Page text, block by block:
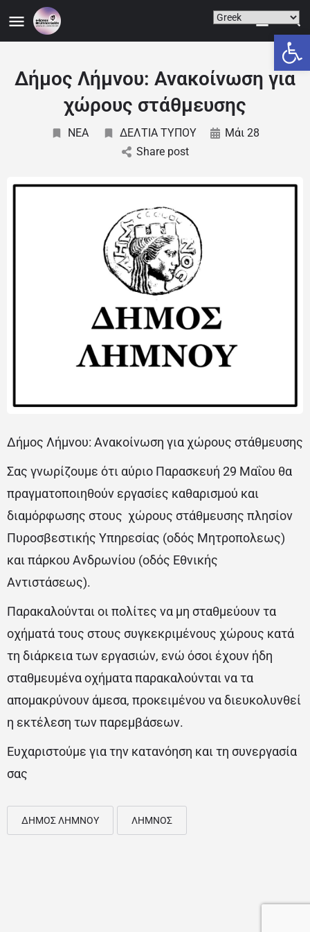
Δήμος Λήμνου: Ανακοίνωση για
χώρους στάθμευσης
NEA ΔΕΛΤΙΑ ΤΥΠΟΥ
Μάι 28
Share post
Δήμος Λήμνου: Ανακοίνωση για χώρους στάθμευσης
Σας γνωρίζουμε ότι αύριο Παρασκευή 29 Μαΐου θα
πραγματοποιηθούν εργασίες καθαρισμού και
διαμόρφωσης στους χώρους στάθμευσης πλησίον
Πυροσβεστικής Υπηρεσίας (οδός Μητροπολεως)
και πάρκου Ανδρωνίου (οδός Εθνικής
Αντιστάσεως).
Παρακαλούνται οι πολίτες να μη σταθμεύουν τα
οχήματά τους στους συγκεκριμένους χώρους κατά
τη διάρκεια των εργασιών, ενώ όσοι έχουν ήδη
σταθμευμένα οχήματα παρακαλούνται να τα
απομακρύνουν άμεσα, προκειμένου να διευκολυνθεί
η εκτέλεση των παρεμβάσεων.
Ευχαριστούμε για την κατανόηση και τη συνεργασία
σας
ΔΗΜΟΣ ΛΗΜΝΟΥ ΛΗΜΝΟΣ